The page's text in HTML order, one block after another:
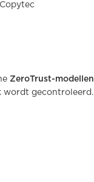
ZeroTrust-modellen
wordt gecontroleerd.